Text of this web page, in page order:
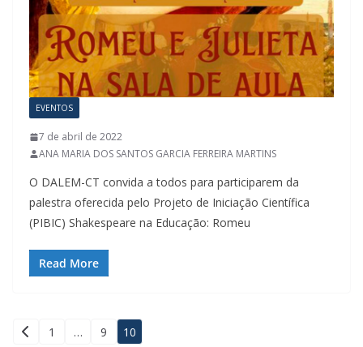
EVENTOS
7 de abril de 2022
ANA MARIA DOS SANTOS GARCIA FERREIRA MARTINS
O DALEM-CT convida a todos para participarem da
palestra oferecida pelo Projeto de Iniciação Científica
(PIBIC) Shakespeare na Educação: Romeu
Read More
Paginação
1 … 9 10